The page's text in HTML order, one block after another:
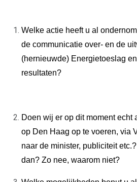
PEIL
INFO
PARTIJ
ACTUEEL
Welke actie heeft u al
de communicatie over- en de
(hernieuwde) Energietoeslag
resultaten?
Doen wij er op dit moment echt
op Den Haag op te voeren, via
naar de minister, publiciteit
dan? Zo nee, waarom niet?